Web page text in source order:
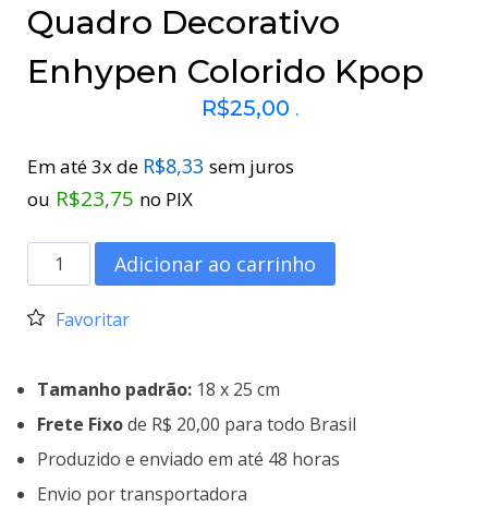
Quadro Decorativo
Enhypen Colorido Kpop
R$25,00 .
Em até 3x de R$8,33 sem juros
ou R$23,75 no PIX
Adicionar ao carrinho
Favoritar
Tamanho padrão: 18 x 25 cm
Frete Fixode R$ 20,00 para todo Brasil
Produzido e enviado em até 48 horas
Envio por transportadora